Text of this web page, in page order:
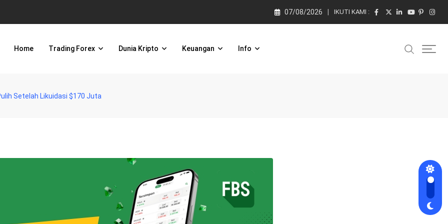
07/08/2026 IKUTI KAMI :
Home Trading Forex Dunia Kripto Keuangan Info
Setelah Likuidasi $170 Juta